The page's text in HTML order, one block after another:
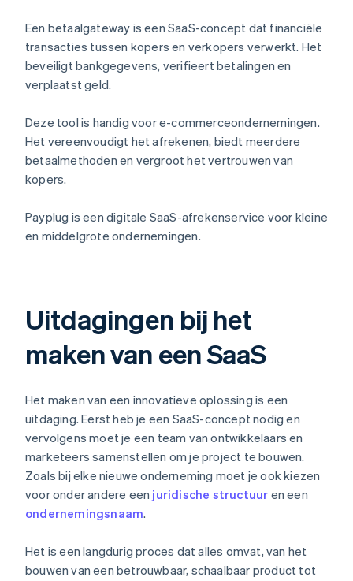
Een betaalgateway is een SaaS-concept dat financiële
transacties tussen kopers en verkopers verwerkt. Het
beveiligt bankgegevens, verifieert betalingen en
verplaatst geld.
Deze tool is handig voor e-commerceondernemingen.
Het vereenvoudigt het afrekenen, biedt meerdere
betaalmethoden en vergroot het vertrouwen van
kopers.
Payplug is een digitale SaaS-afrekenservice voor kleine
en middelgrote ondernemingen.
Uitdagingen bij het
maken van een SaaS
Het maken van een innovatieve oplossing is een
uitdaging. Eerst heb je een SaaS-concept nodig en
vervolgens moet je een team van ontwikkelaars en
marketeers samenstellen om je project te bouwen.
Zoals bij elke nieuwe onderneming moet je ook kiezen
voor onder andere een juridische structuur en een
ondernemingsnaam.
Het is een langdurig proces dat alles omvat, van het
bouwen van een betrouwbaar, schaalbaar product tot